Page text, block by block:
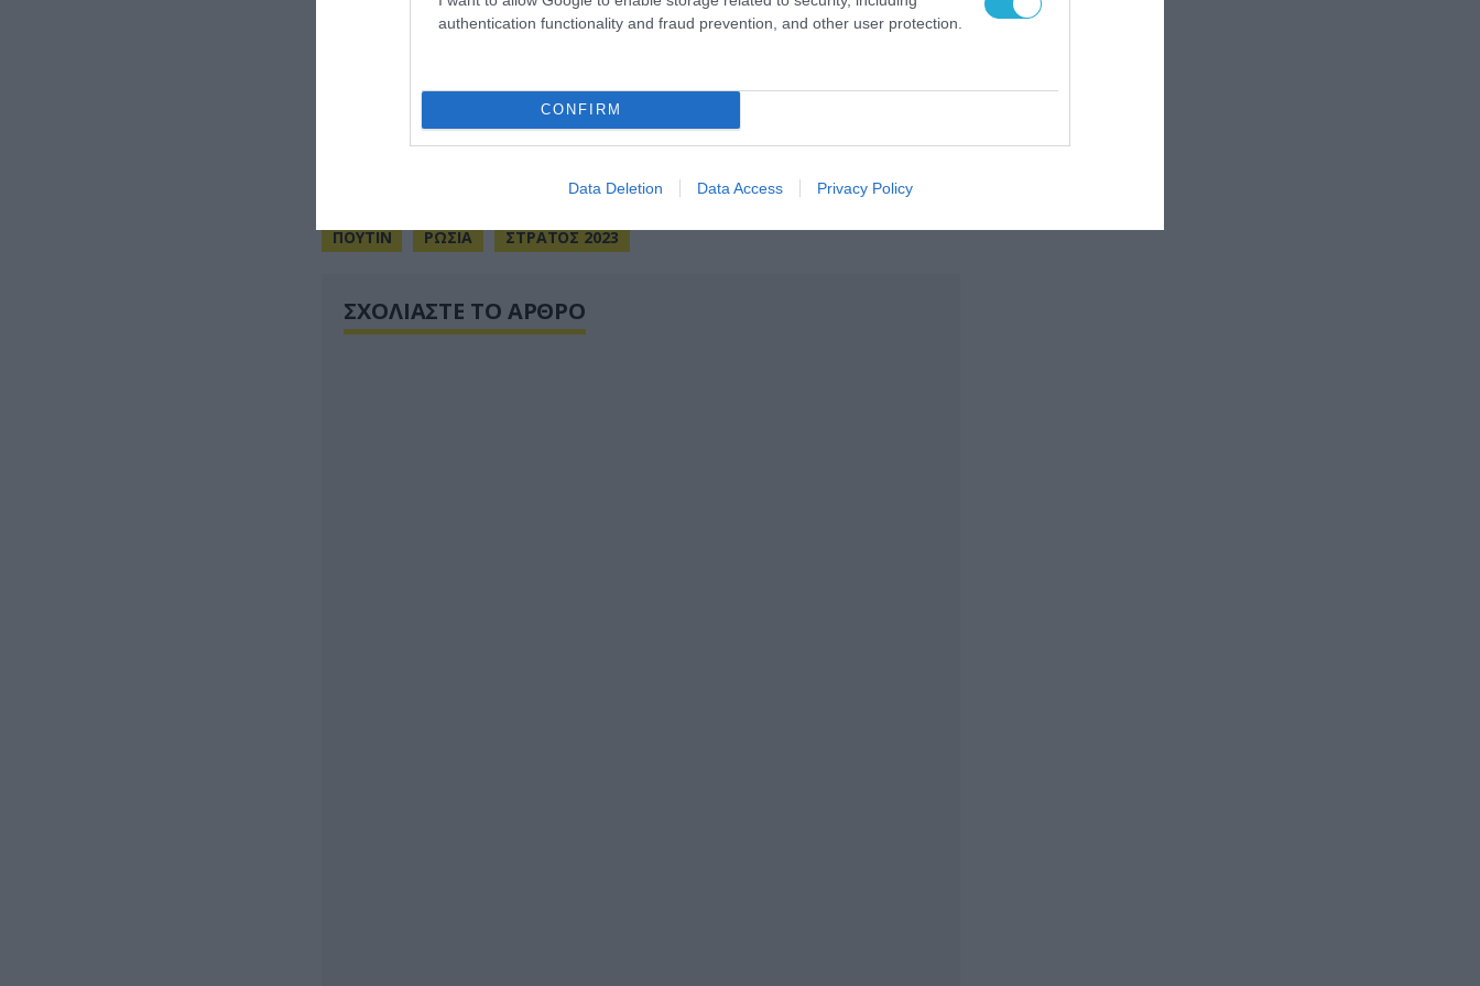
authentication functionality and fraud prevention, and other user protection.
CONFIRM
Data Deletion Data Access Privacy Policy
Patriot, στο πεδίο βολής Alabino και στο αεροδρόμιο
Περίπου 1.500 κορυφαίες ρωσικές αμυντικές επιχειρήσεις θα
λάβουν μέρος στο εκθεσιακό και επιχειρηματικό πρόγραμμα
ΠΟΥΤΙΝ ΡΩΣΙΑ ΣΤΡΑΤΟΣ 2023
ΣΧΟΛΙΑΣΤΕ ΤΟ ΑΡΘΡΟ